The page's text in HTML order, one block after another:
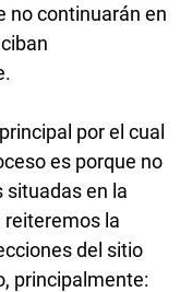
no continuarán en
por el cual
es porque no
situadas en la
reiteremos la
del sitio
principalmente: